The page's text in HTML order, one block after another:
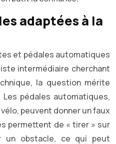
adaptées à la
et pédales automatiques
intermédiaire cherchant
la question mérite
pédales automatiques,
peuvent donner un faux
permettent de « tirer » sur
un obstacle, ce qui peut